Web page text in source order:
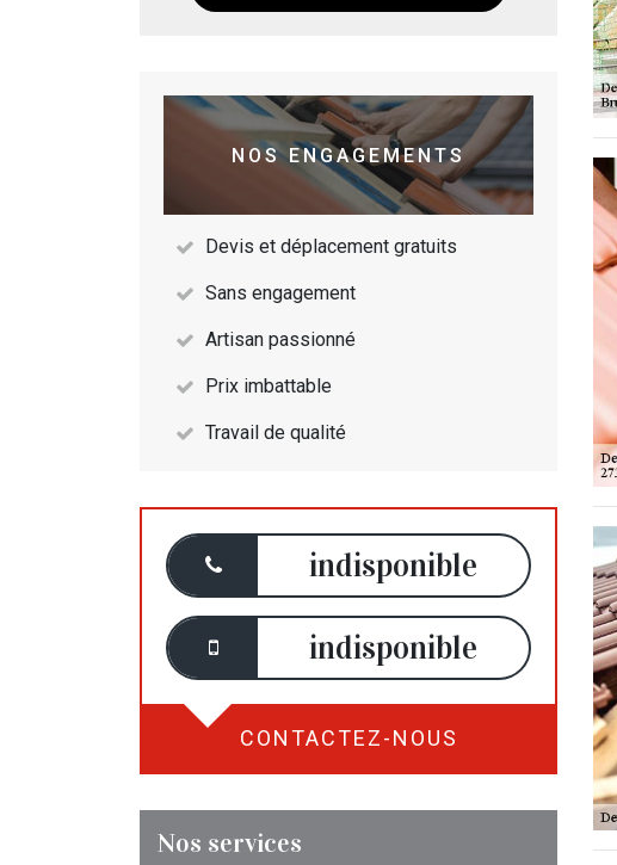
NOS ENGAGEMENTS
Devis et déplacement gratuits
Sans engagement
Artisan passionné
Prix imbattable
Travail de qualité
indisponible
indisponible
CONTACTEZ-NOUS
Nos services